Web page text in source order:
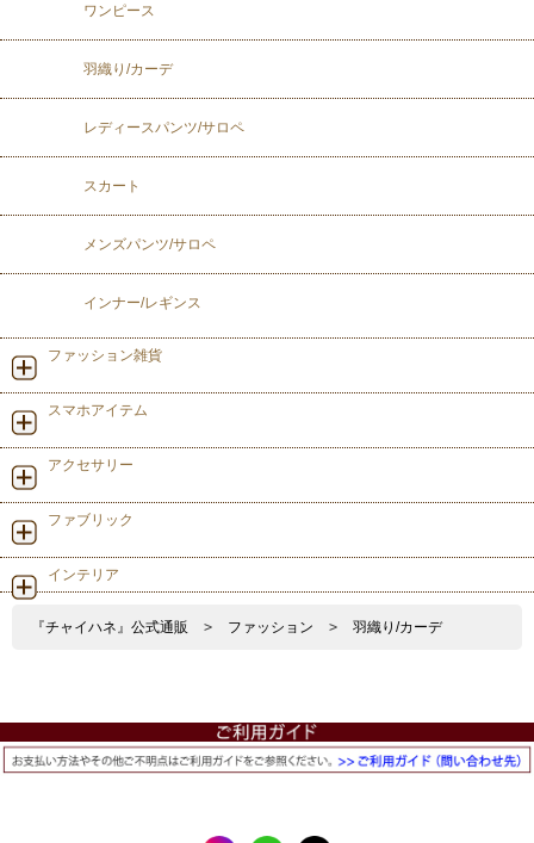
ワンピース
羽織り/カーデ
レディースパンツ/サロペ
スカート
メンズパンツ/サロペ
インナー/レギンス
ファッション雑貨
スマホアイテム
アクセサリー
ファブリック
インテリア
『チャイハネ』公式通販 > ファッション > 羽織り/カーデ